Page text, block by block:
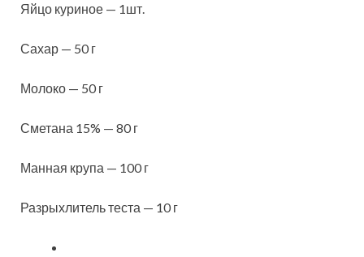
Яйцо куриное — 1шт.
Сахар — 50 г
Молоко — 50 г
Сметана 15% — 80 г
Манная крупа — 100 г
Разрыхлитель теста — 10 г